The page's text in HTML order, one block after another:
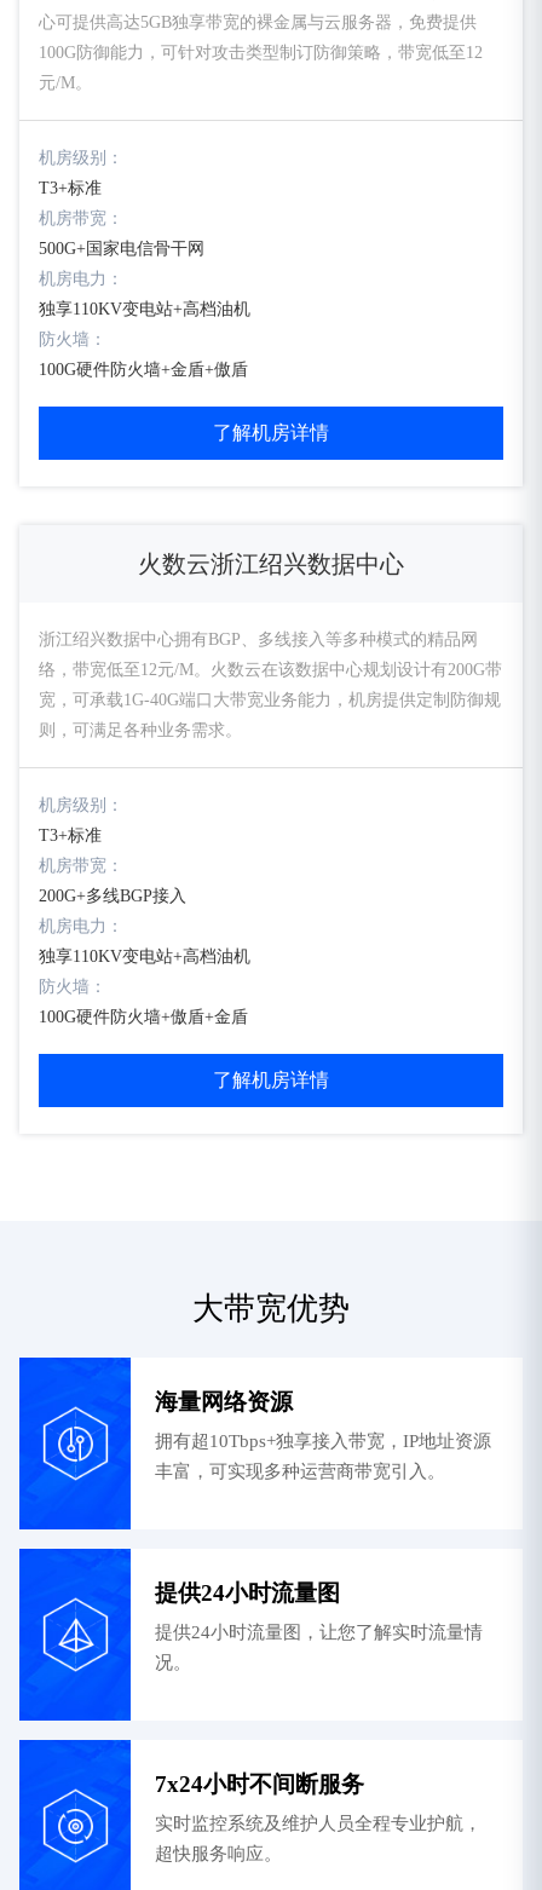
心可提供高达5GB独享带宽的裸金属与云服务器，免费提供
100G防御能力，可针对攻击类型制订防御策略，带宽低至12
元/M。
机房级别：
T3+标准
机房带宽：
500G+国家电信骨干网
机房电力：
独享110KV变电站+高档油机
防火墙：
100G硬件防火墙+金盾+傲盾
了解机房详情
火数云浙江绍兴数据中心
浙江绍兴数据中心拥有BGP、多线接入等多种模式的精品网
络，带宽低至12元/M。火数云在该数据中心规划设计有200G带
宽，可承载1G-40G端口大带宽业务能力，机房提供定制防御规
则，可满足各种业务需求。
机房级别：
T3+标准
机房带宽：
200G+多线BGP接入
机房电力：
独享110KV变电站+高档油机
防火墙：
100G硬件防火墙+傲盾+金盾
了解机房详情
大带宽优势
海量网络资源
拥有超10Tbps+独享接入带宽，IP地址资源
丰富，可实现多种运营商带宽引入。
提供24小时流量图
提供24小时流量图，让您了解实时流量情
况。
7x24小时不间断服务
实时监控系统及维护人员全程专业护航，
超快服务响应。